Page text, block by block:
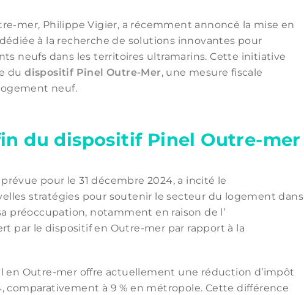
mer, Philippe Vigier, a récemment annoncé la mise en
à la recherche de solutions innovantes pour
neufs dans les territoires ultramarins. Cette initiative
dudispositif Pinel Outre-Mer, une mesure fiscale
neuf.
du dispositif Pinel Outre-mer
pour le 31 décembre 2024, a incité le
stratégies pour soutenir le secteur du logement dans
préoccupation, notamment en raison de l’
par le dispositif en Outre-mer par rapport à la
en Outre-mer offre actuellement une réduction d’impôt
comparativement à 9 % en métropole. Cette différence